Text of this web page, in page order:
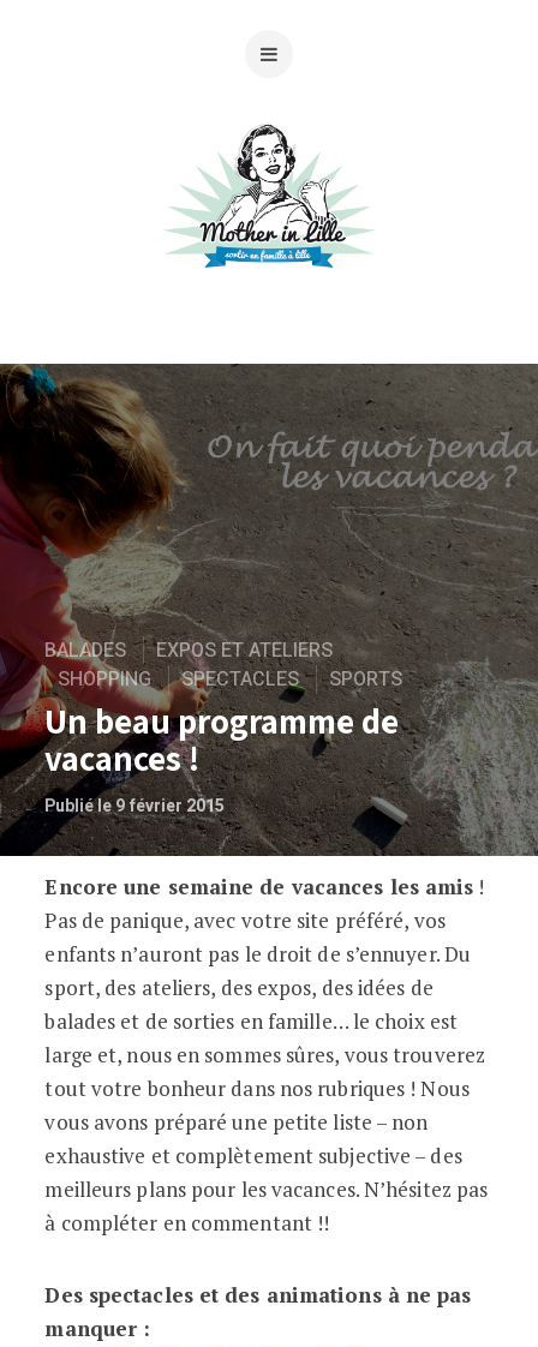
BALADES
EXPOS ET ATELIERS
SHOPPING
SPECTACLES SPORTS
Un beau programme de
vacances !
Publié le 9 février 2015
Un beau programme de vacances !
Encore une semaine de vacances les amis !
Pas de panique, avec votre site préféré, vos
enfants n’auront pas le droit de s’ennuyer. Du
sport, des ateliers, des expos, des idées de
balades et de sorties en famille… le choix est
large et, nous en sommes sûres, vous trouverez
tout votre bonheur dans nos rubriques ! Nous
vous avons préparé une petite liste – non
exhaustive et complètement subjective – des
meilleurs plans pour les vacances. N’hésitez pas
à compléter en commentant !!
Des spectacles et des animations à ne pas
manquer :